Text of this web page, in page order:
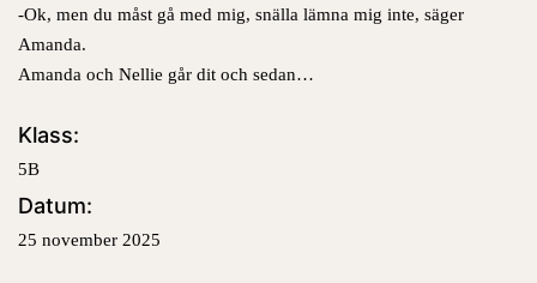
-Ok, men du måst gå med mig, snälla lämna mig inte, säger
Amanda.
Amanda och Nellie går dit och sedan…
Klass:
5B
Datum:
25 november 2025